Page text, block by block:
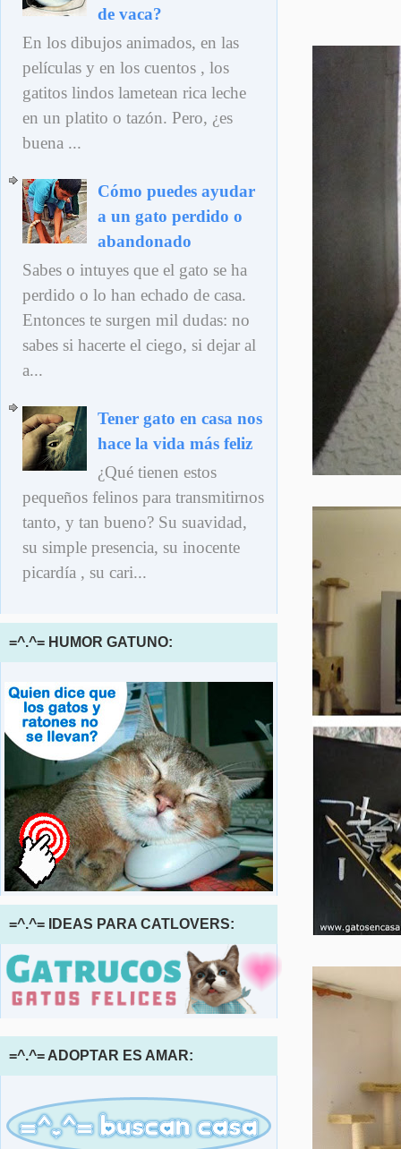
de vaca?
En los dibujos animados, en las
películas y en los cuentos , los
gatitos lindos lametean rica leche
en un platito o tazón. Pero, ¿es
buena ...
Cómo puedes ayudar
a un gato perdido o
abandonado
Sabes o intuyes que el gato se ha
perdido o lo han echado de casa.
Entonces te surgen mil dudas: no
sabes si hacerte el ciego, si dejar al
a...
Tener gato en casa nos
hace la vida más feliz
¿Qué tienen estos
pequeños felinos para transmitirnos
tanto, y tan bueno? Su suavidad,
su simple presencia, su inocente
picardía , su cari...
=^.^= HUMOR GATUNO:
=^.^= IDEAS PARA CATLOVERS:
=^.^= ADOPTAR ES AMAR: